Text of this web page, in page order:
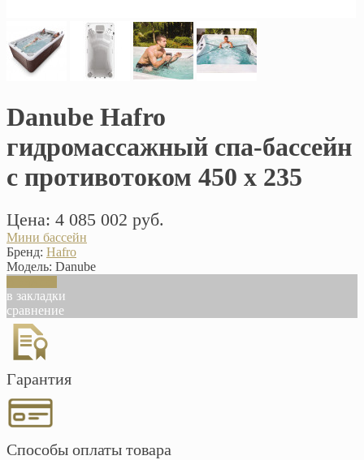
Danube Hafro
гидромассажный спа-бассейн
с противотоком 450 х 235
Цена: 4 085 002 руб.
Мини бассейн
Бренд: Hafro
Модель: Danube
в закладки
сравнение
Гарантия
Способы оплаты товара